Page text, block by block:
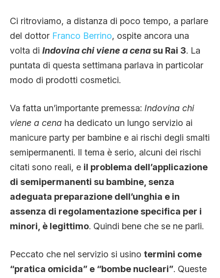
CONTATTI
CHI SIAMO
Ci ritroviamo, a distanza di poco tempo, a parlare
del dottor Franco Berrino, ospite ancora una
volta di Indovina chi viene a cena su Rai 3. La
puntata di questa settimana parlava in particolar
modo di prodotti cosmetici.
Va fatta un’importante premessa: Indovina chi
viene a cena ha dedicato un lungo servizio ai
manicure party per bambine e ai rischi degli smalti
semipermanenti. Il tema è serio, alcuni dei rischi
citati sono reali, e il problema dell’applicazione
di semipermanenti su bambine, senza
adeguata preparazione dell’unghia e in
assenza di regolamentazione specifica per i
minori, è legittimo. Quindi bene che se ne parli.
Peccato che nel servizio si usino termini come
“pratica omicida” e “bombe nucleari”. Queste